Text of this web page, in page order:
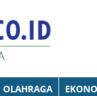
OLAHRAGA